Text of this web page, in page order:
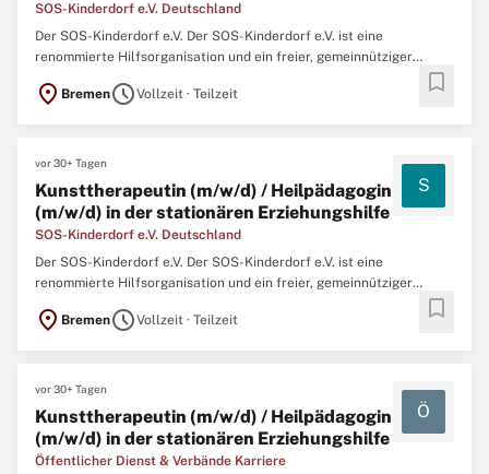
SOS-Kinderdorf e.V. Deutschland
Der SOS-Kinderdorf e.V. Der SOS-Kinderdorf e.V. ist eine
renommierte Hilfsorganisation und ein freier, gemeinnütziger
gesamten Bundesgebiet und rund 4.800 Mitarbeiterinnen und
location_on BremenscheduleVollzeit · Teilzeit bookmark
vor 30+ Tagen
Kunsttherapeutin (m/w/d) / Heilpädagogin
(m/w/d) in der stationären Erziehungshilfe
SOS-Kinderdorf e.V. Deutschland
S
Der SOS-Kinderdorf e.V. Der SOS-Kinderdorf e.V. ist eine
renommierte Hilfsorganisation und ein freier, gemeinnütziger
gesamten Bundesgebiet und rund 5.200 Mitarbeiterinnen und
location_on BremenscheduleVollzeit · Teilzeit bookmark
vor 30+ Tagen
Kunsttherapeutin (m/w/d) / Heilpädagogin
(m/w/d) in der stationären Erziehungshilfe
Öffentlicher Dienst & Verbände Karriere
Ö